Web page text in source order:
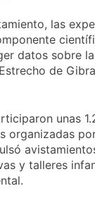
las
datos sobre
de
unas
organizadas
y talleres